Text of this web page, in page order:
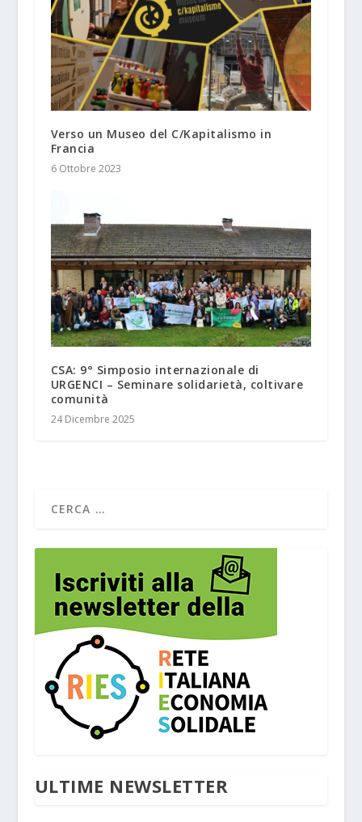
Verso un Museo del C/Kapitalismo in
Francia
6 Ottobre 2023
CSA: 9° Simposio internazionale di
URGENCI – Seminare solidarietà, coltivare
comunità
24 Dicembre 2025
ULTIME NEWSLETTER